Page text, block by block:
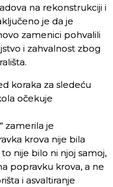
na rekonstrukciji i
je da je
zamenici pohvalili
i zahvalnost zbog
koraka za sledeću
očekuje
zamerila je
krova nije bila
nije bilo ni njoj samoj,
popravku krova, a ne
i asvaltiranje